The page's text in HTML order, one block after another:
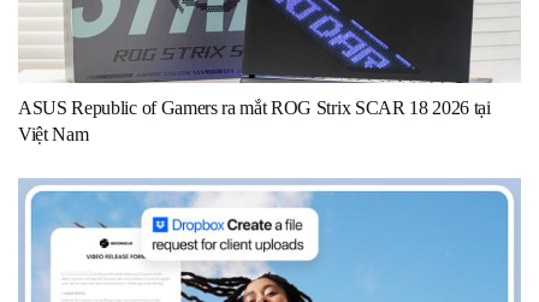
ASUS Republic of Gamers ra mắt ROG Strix SCAR 18 2026 tại
Việt Nam